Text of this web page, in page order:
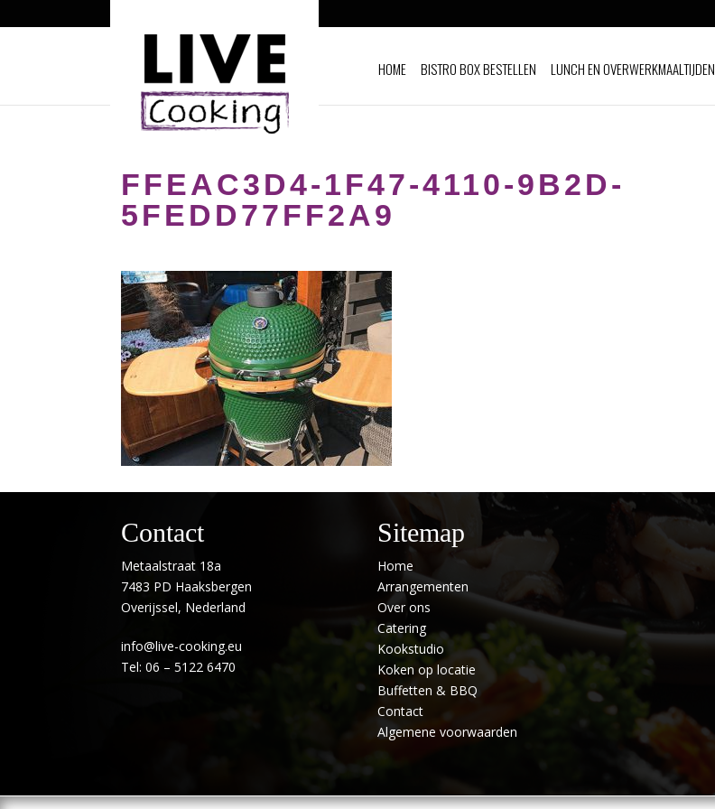
HOME BISTRO BOX BESTELLEN LUNCH EN OVERWERKMAALTIJDEN
FFEAC3D4-1F47-4110-9B2D-
5FEDD77FF2A9
Contact
Metaalstraat 18a
7483 PD Haaksbergen
Overijssel, Nederland
info@live-cooking.eu
Tel: 06 – 5122 6470
Sitemap
Home
Arrangementen
Over ons
Catering
Kookstudio
Koken op locatie
Buffetten & BBQ
Contact
Algemene voorwaarden